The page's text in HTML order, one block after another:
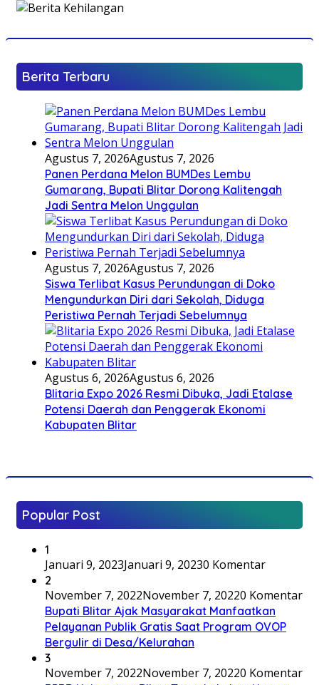
Berita Terbaru
Agustus 7, 2026Agustus 7, 2026
Panen Perdana Melon BUMDes Lembu
Gumarang, Bupati Blitar Dorong Kalitengah
Jadi Sentra Melon Unggulan
Agustus 7, 2026Agustus 7, 2026
Siswa Terlibat Kasus Perundungan di Doko
Mengundurkan Diri dari Sekolah, Diduga
Peristiwa Pernah Terjadi Sebelumnya
Agustus 6, 2026Agustus 6, 2026
Blitaria Expo 2026 Resmi Dibuka, Jadi Etalase
Potensi Daerah dan Penggerak Ekonomi
Kabupaten Blitar
Popular Post
1
Januari 9, 2023Januari 9, 20230 Komentar
2
November 7, 2022November 7, 20220 Komentar
Bupati Blitar Ajak Masyarakat Manfaatkan
Pelayanan Publik Gratis Saat Program OVOP
Bergulir di Desa/Kelurahan
3
November 7, 2022November 7, 20220 Komentar